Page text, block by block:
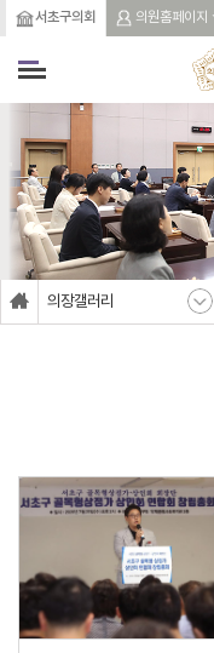
본문바로가기
서초구의회 의원홈페이지
의장갤러리